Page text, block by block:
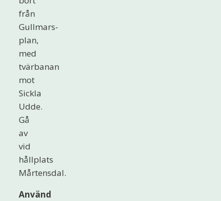
från
Gullmars-
plan,
med
tvärbanan
mot
Sickla
Udde.
Gå
av
vid
hållplats
Mårtensdal.
Använd